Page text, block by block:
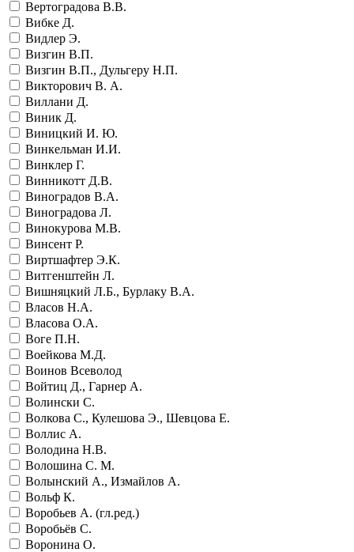
Вертоградова В.В.
Вибке Д.
Видлер Э.
Визгин В.П.
Визгин В.П., Дульгеру Н.П.
Викторович В. А.
Виллани Д.
Виник Д.
Виницкий И. Ю.
Винкельман И.И.
Винклер Г.
Винникотт Д.В.
Виноградов В.А.
Виноградова Л.
Винокурова М.В.
Винсент Р.
Виртшафтер Э.К.
Витгенштейн Л.
Вишняцкий Л.Б., Бурлаку В.А.
Власов Н.А.
Власова О.А.
Воге П.Н.
Воейкова М.Д.
Воинов Всеволод
Войтиц Д., Гарнер А.
Волински С.
Волкова С., Кулешова Э., Шевцова Е.
Воллис А.
Володина Н.В.
Волошина С. М.
Волынский А., Измайлов А.
Вольф К.
Воробьев А. (гл.ред.)
Воробьёв С.
Воронина О.